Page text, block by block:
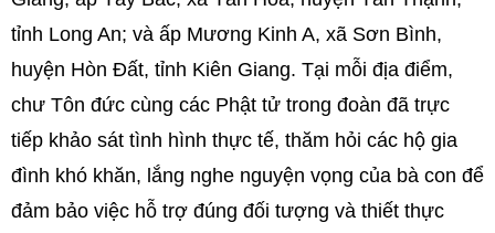
tỉnh Long An; và ấp Mương Kinh A, xã Sơn Bình,
huyện Hòn Đất, tỉnh Kiên Giang. Tại mỗi địa điểm,
chư Tôn đức cùng các Phật tử trong đoàn đã trực
tiếp khảo sát tình hình thực tế, thăm hỏi các hộ gia
đình khó khăn, lắng nghe nguyện vọng của bà con để
đảm bảo việc hỗ trợ đúng đối tượng và thiết thực